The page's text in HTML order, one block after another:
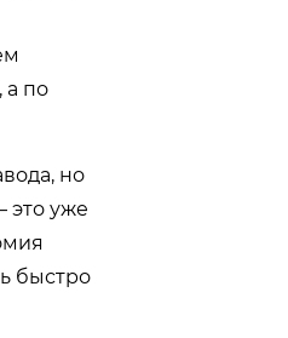
а по
но
это уже
быстро